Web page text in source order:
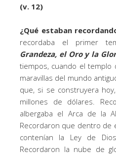
(v. 12)
¿Qué estaban
recordaba el primer
Grandeza, el Oro y la
tiempos, cuando el templo
maravillas del mundo
que, si se construyera
millones de dólares.
albergaba el Arca de la
Recordaron que dentro de
contenían la Ley de
Recordaron la nube de